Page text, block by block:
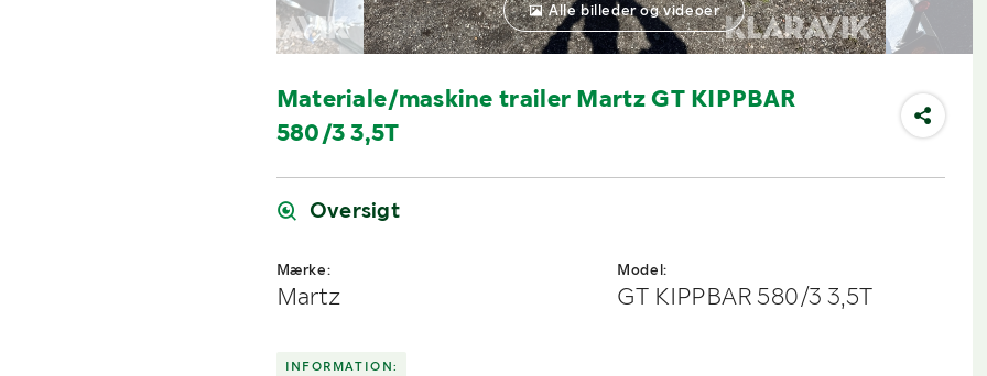
Alle billeder og videoer
Materiale/maskine trailer Martz GT KIPPBAR
580/3 3,5T
Oversigt
Mærke:
Martz
Model:
GT KIPPBAR 580/3 3,5T
INFORMATION: